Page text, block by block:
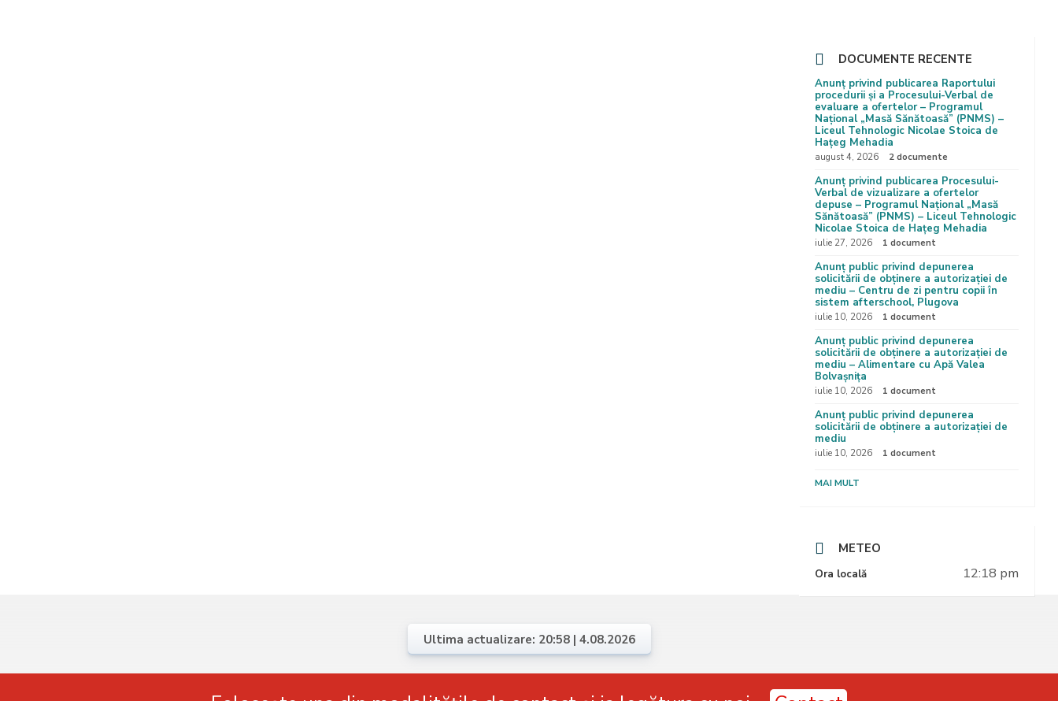
DOCUMENTE RECENTE
Anunț privind publicarea Raportului
procedurii și a Procesului-Verbal de
evaluare a ofertelor – Programul
Național „Masă Sănătoasă” (PNMS) –
Liceul Tehnologic Nicolae Stoica de
Hațeg Mehadia
august 4, 2026 2 documente
Anunț privind publicarea Procesului-
Verbal de vizualizare a ofertelor
depuse – Programul Național „Masă
Sănătoasă” (PNMS) – Liceul Tehnologic
Nicolae Stoica de Hațeg Mehadia
iulie 27, 2026 1 document
Anunț public privind depunerea
solicitării de obținere a autorizației de
mediu – Centru de zi pentru copii în
sistem afterschool, Plugova
iulie 10, 2026 1 document
Anunț public privind depunerea
solicitării de obținere a autorizației de
mediu – Alimentare cu Apă Valea
Bolvașnița
iulie 10, 2026 1 document
Anunț public privind depunerea
solicitării de obținere a autorizației de
mediu
iulie 10, 2026 1 document
MAI MULT
METEO
Ora locală 12:18 pm
Ultima actualizare: 20:58 | 4.08.2026